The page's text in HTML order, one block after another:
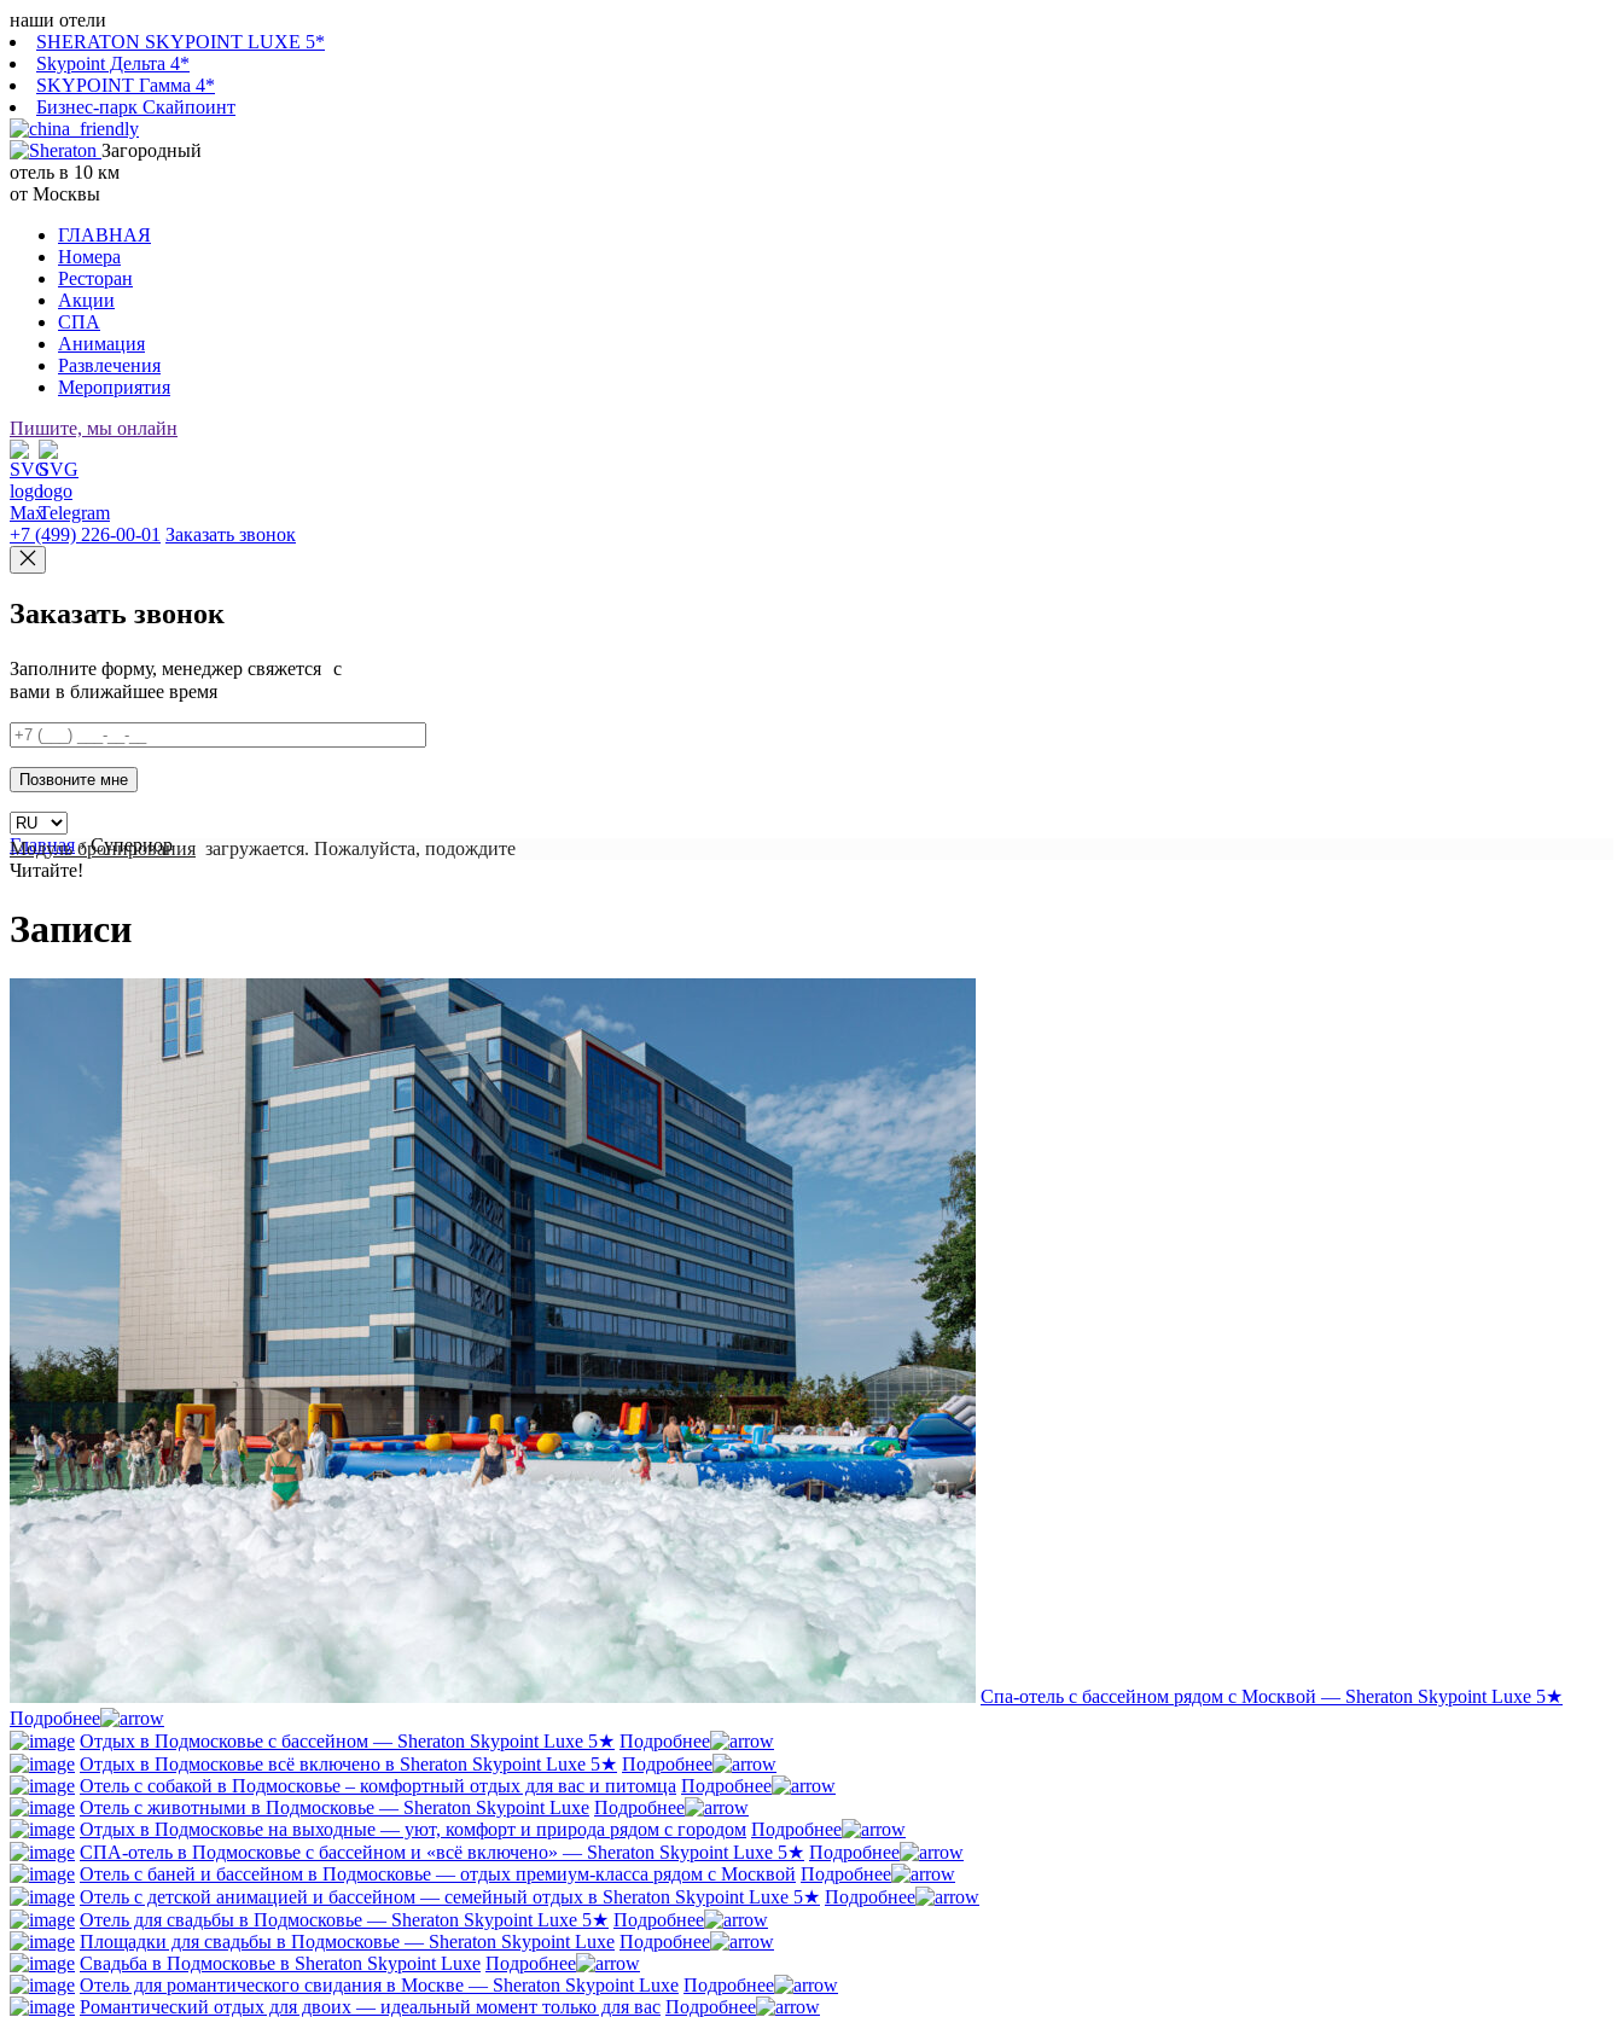
наши отели
SHERATON SKYPOINT LUXE 5*
Skypoint Дельта 4*
SKYPOINT Гамма 4*
Бизнес-парк Скайпоинт
Загородный
отель в 10 км
от Москвы
ГЛАВНАЯ
Номера
Ресторан
Акции
СПА
Анимация
Развлечения
Мероприятия
Пишите, мы онлайн
+7 (499) 226-00-01 Заказать звонок
Заказать звонок
Заполните форму, менеджер свяжется с
вами в ближайшее время
Главная ›Супериор
Модуль бронирования загружается. Пожалуйста, подождите
Читайте!
Записи
Спа-отель с бассейном рядом с Москвой — Sheraton Skypoint Luxe 5★
Подробнее
Отдых в Подмосковье с бассейном — Sheraton Skypoint Luxe 5★ Подробнее
Отдых в Подмосковье всё включено в Sheraton Skypoint Luxe 5★ Подробнее
Отель с собакой в Подмосковье – комфортный отдых для вас и питомца Подробнее
Отель с животными в Подмосковье — Sheraton Skypoint Luxe Подробнее
Отдых в Подмосковье на выходные — уют, комфорт и природа рядом с городом Подробнее
СПА-отель в Подмосковье с бассейном и «всё включено» — Sheraton Skypoint Luxe 5★ Подробнее
Отель с баней и бассейном в Подмосковье — отдых премиум-класса рядом с Москвой Подробнее
Отель с детской анимацией и бассейном — семейный отдых в Sheraton Skypoint Luxe 5★ Подробнее
Отель для свадьбы в Подмосковье — Sheraton Skypoint Luxe 5★ Подробнее
Площадки для свадьбы в Подмосковье — Sheraton Skypoint Luxe Подробнее
Свадьба в Подмосковье в Sheraton Skypoint Luxe Подробнее
Отель для романтического свидания в Москве — Sheraton Skypoint Luxe Подробнее
Романтический отдых для двоих — идеальный момент только для вас Подробнее